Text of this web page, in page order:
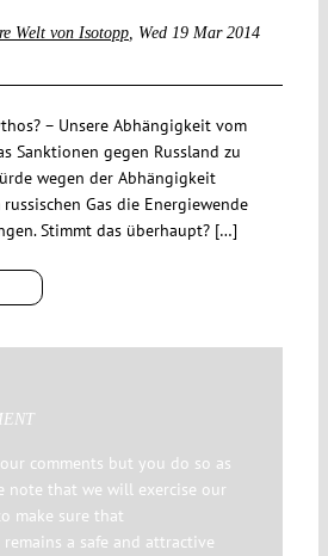
Welt von Isotopp
Wed 19 Mar 2014
– Unsere Abhängigkeit vom
Sanktionen gegen Russland zu
wegen der Abhängigkeit
Gas die Energiewende
Stimmt das überhaupt? […]
comments but you do so as
note that we will exercise our
make sure that
a safe and attractive